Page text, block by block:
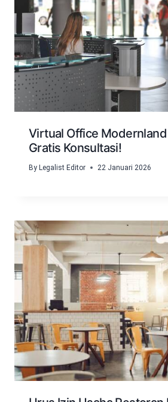
Virtual Office
Gratis Konsultasi!
By Legalist Editor 22 Januari 2026